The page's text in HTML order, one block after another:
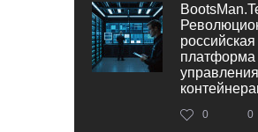
российская
платформа
управления
0 0